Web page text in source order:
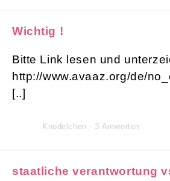
Wichtig !
Bitte Link lesen und
http://www.avaaz.org/de/
[..]
Knödelchen - 3 Antworten
staatliche verantwortung